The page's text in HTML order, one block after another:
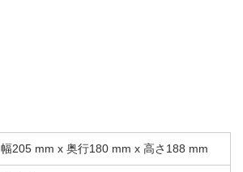
幅205 mm x 奥行180 mm x 高さ188 mm